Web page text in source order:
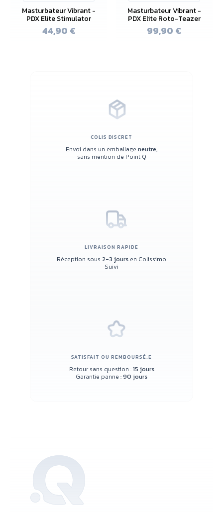
Masturbateur Vibrant -
PDX Elite Stimulator
44,90 €
Masturbateur Vibrant -
PDX Elite Roto-Teazer
99,90 €
COLIS DISCRET
Envoi dans un emballage neutre,
sans mention de Point Q
LIVRAISON RAPIDE
Réception sous 2-3 jours en Colissimo
Suivi
SATISFAIT OU REMBOURSÉ.E
Retour sans question :15 jours
Garantie panne :90 jours